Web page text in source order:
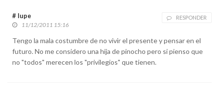
# lupe RESPONDER
11/12/2011 15:16
Tengo la mala costumbre de no vivir el presente y pensar en el
futuro. No me considero una hija de pinocho pero si pienso que
no "todos" merecen los "privilegios" que tienen.